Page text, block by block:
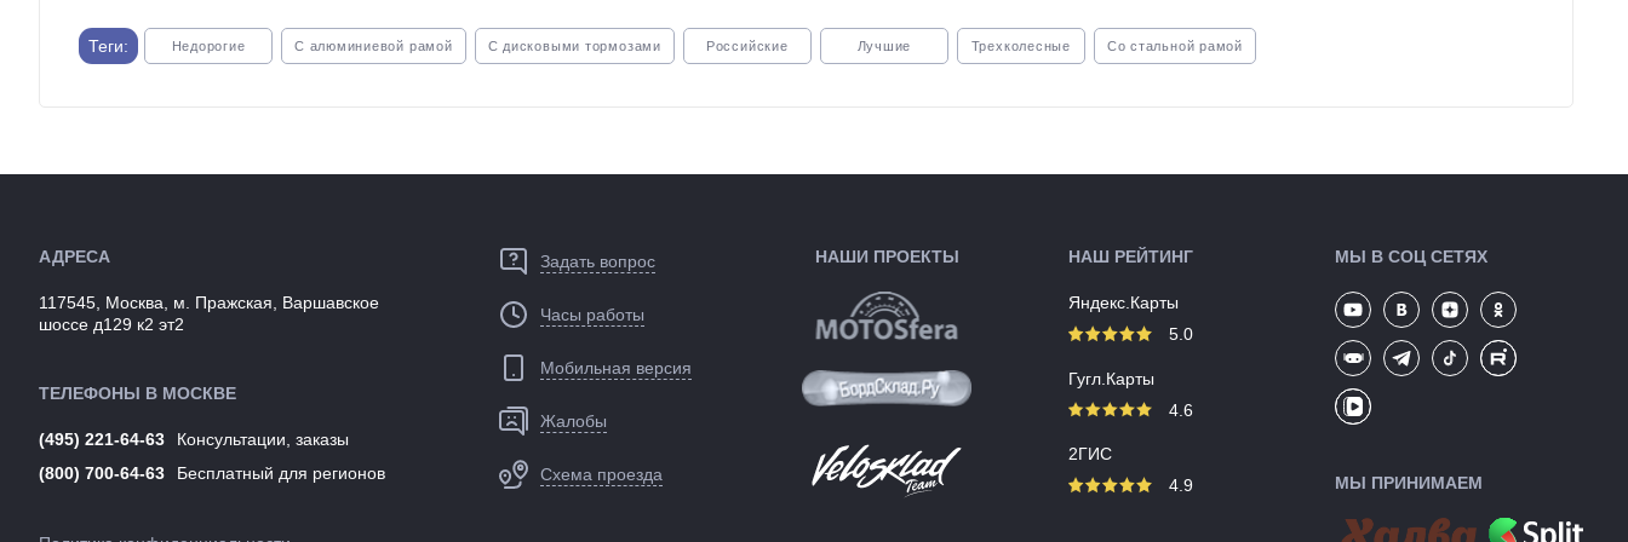
Теги: Недорогие С алюминиевой рамой С дисковыми тормозами Российские Лучшие Трехколесные Со стальной рамой
АДРЕСА
117545, Москва, м. Пражская, Варшавское
шоссе д129 к2 эт2
ТЕЛЕФОНЫ В МОСКВЕ
(495) 221-64-63
Консультации, заказы
(800) 700-64-63
Бесплатный для регионов
Задать вопрос
Часы работы
Мобильная версия
Жалобы
Схема проезда
НАШИ ПРОЕКТЫ НАШ РЕЙТИНГ
Яндекс.Карты
5.0
Гугл.Карты
4.6
2ГИС
4.9
МЫ В СОЦ СЕТЯХ
МЫ ПРИНИМАЕМ